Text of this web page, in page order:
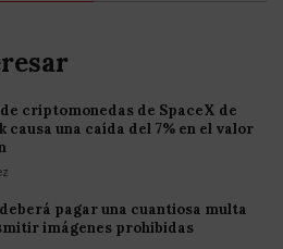
criptomonedas de SpaceX de
causa una caída del 7% en el valor
pagar una cuantiosa multa
imágenes prohibidas